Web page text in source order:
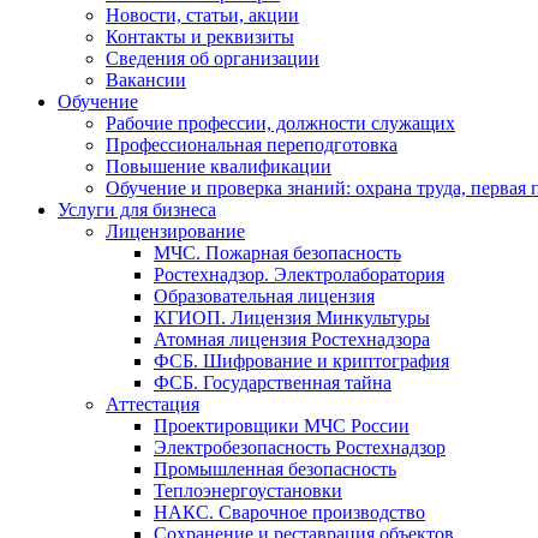
Новости, статьи, акции
Контакты и реквизиты
Сведения об организации
Вакансии
Обучение
Рабочие профессии, должности служащих
Профессиональная переподготовка
Повышение квалификации
Обучение и проверка знаний: охрана труда,
Услуги для бизнеса
Лицензирование
МЧС. Пожарная безопасность
Ростехнадзор. Электролаборатория
Образовательная лицензия
КГИОП. Лицензия Минкультуры
Атомная лицензия Ростехнадзора
ФСБ. Шифрование и криптография
ФСБ. Государственная тайна
Аттестация
Проектировщики МЧС России
Электробезопасность Ростехнадзор
Промышленная безопасность
Теплоэнергоустановки
НАКС. Сварочное производство
Сохранение и реставрация объектов